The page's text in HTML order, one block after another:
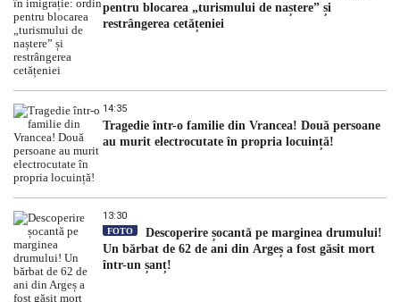
pentru blocarea „turismului de naștere” și
restrângerea cetățeniei
14:35
Tragedie într-o familie din Vrancea! Două persoane
au murit electrocutate în propria locuință!
13:30
FOTO
Descoperire șocantă pe marginea drumului!
Un bărbat de 62 de ani din Argeș a fost găsit mort
într-un șanț!